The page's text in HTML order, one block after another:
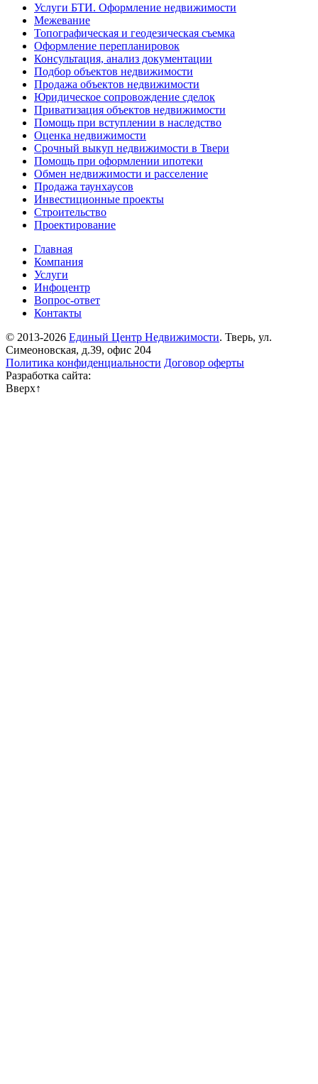
Услуги БТИ. Оформление недвижимости
Межевание
Топографическая и геодезическая съемка
Оформление перепланировок
Консультация, анализ документации
Подбор объектов недвижимости
Продажа объектов недвижимости
Юридическое сопровождение сделок
Приватизация объектов недвижимости
Помощь при вступлении в наследство
Оценка недвижимости
Срочный выкуп недвижимости в Твери
Помощь при оформлении ипотеки
Обмен недвижимости и расселение
Продажа таунхаусов
Инвестиционные проекты
Строительство
Проектирование
Главная
Компания
Услуги
Инфоцентр
Вопрос-ответ
Контакты
© 2013-2026 Единый Центр Недвижимости. Тверь, ул.
Симеоновская, д.39, офис 204
Политика конфиденциальности Договор оферты
Разработка сайта:
Вверх↑